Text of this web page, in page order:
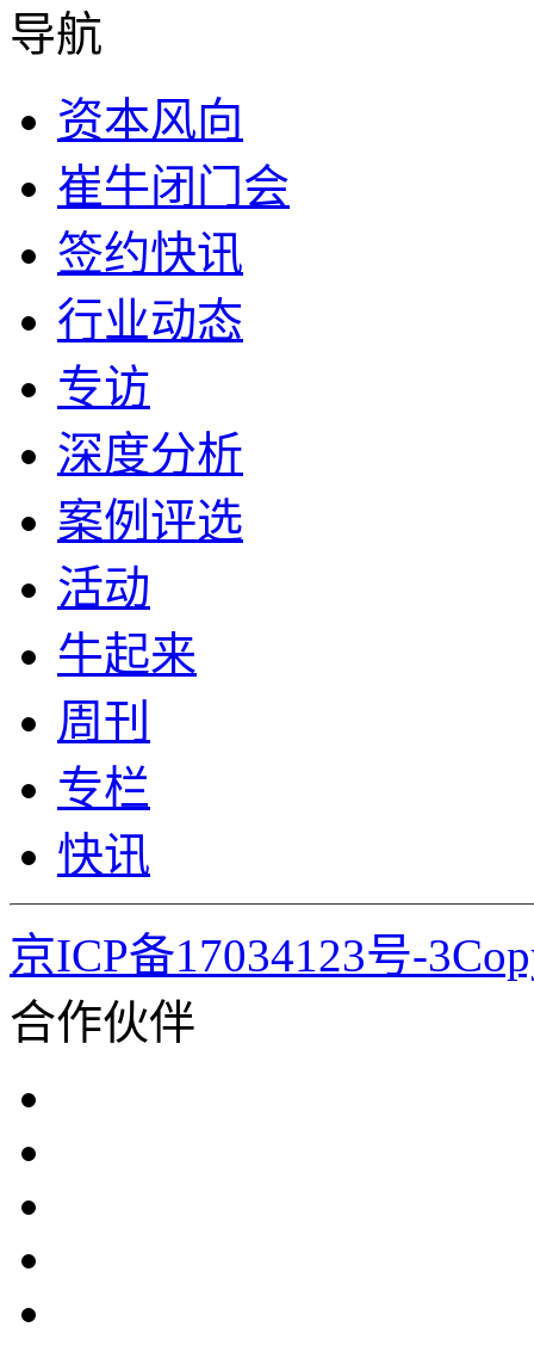
导航
资本风向
崔牛闭门会
签约快讯
行业动态
专访
深度分析
案例评选
活动
牛起来
周刊
专栏
快讯
京ICP备17034123号-
合作伙伴